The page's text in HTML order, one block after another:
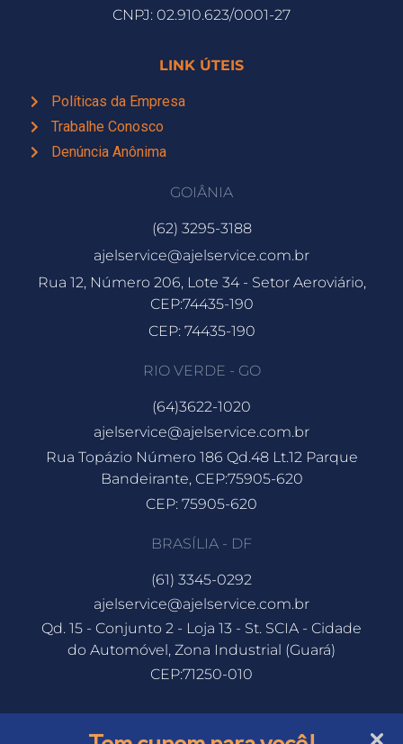
CNPJ: 02.910.623/0001-27
LINK ÚTEIS
Políticas da Empresa
Trabalhe Conosco
Denúncia Anônima
GOIÂNIA
(62) 3295-3188
ajelservice@ajelservice.com.br
Rua 12, Número 206, Lote 34 - Setor Aeroviário,
CEP:74435-190
CEP: 74435-190
RIO VERDE - GO
(64)3622-1020
ajelservice@ajelservice.com.br
Rua Topázio Número 186 Qd.48 Lt.12 Parque
Bandeirante, CEP:75905-620
CEP: 75905-620
BRASÍLIA - DF
(61) 3345-0292
ajelservice@ajelservice.com.br
Qd. 15 - Conjunto 2 - Loja 13 - St. SCIA - Cidade
do Automóvel, Zona Industrial (Guará)
CEP:71250-010